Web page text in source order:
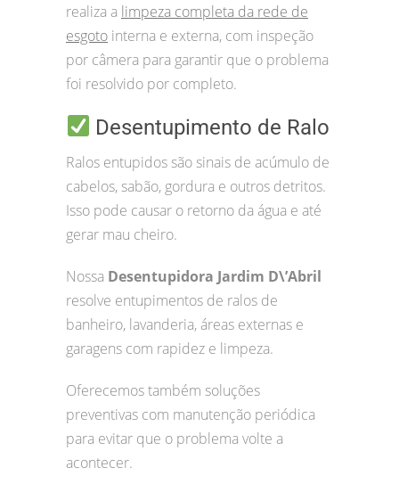
realiza a limpeza completa da rede de
esgoto interna e externa, com inspeção
por câmera para garantir que o problema
foi resolvido por completo.
Desentupimento de Ralo
Ralos entupidos são sinais de acúmulo de
cabelos, sabão, gordura e outros detritos.
Isso pode causar o retorno da água e até
gerar mau cheiro.
Nossa Desentupidora Jardim D\’Abril
resolve entupimentos de ralos de
banheiro, lavanderia, áreas externas e
garagens com rapidez e limpeza.
Oferecemos também soluções
preventivas com manutenção periódica
para evitar que o problema volte a
acontecer.